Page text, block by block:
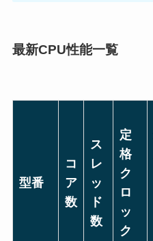
最新CPU性能一覧
型番
コ
ア
数
ス
レ
ッ
ド
数
定
格
ク
ロ
ッ
ク